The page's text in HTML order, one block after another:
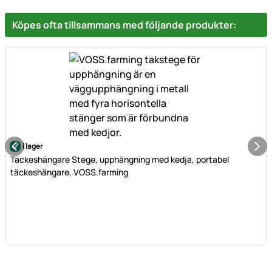
Köpes ofta tillsammans med följande produkter:
i lager
Täckeshängare Stege, upphängning med kedja, portabel
täckeshängare, VOSS.farming